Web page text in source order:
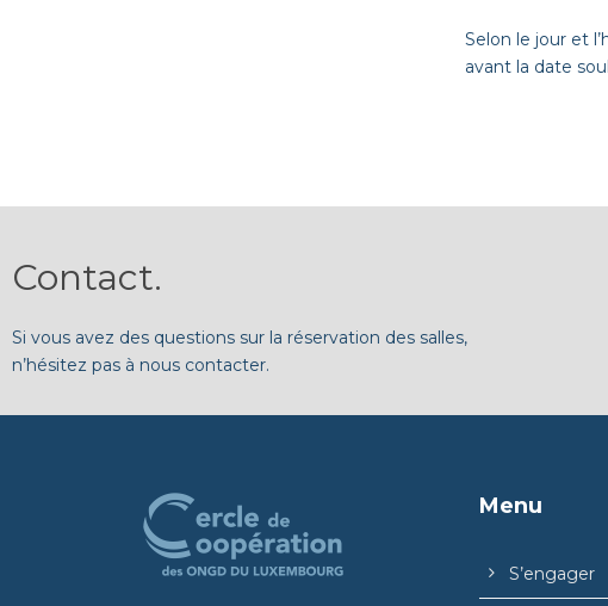
Selon le jour et
avant la date
Contact.
Si vous avez des questions sur la réservation des salles,
n’hésitez pas à nous contacter.
Menu
S’engager